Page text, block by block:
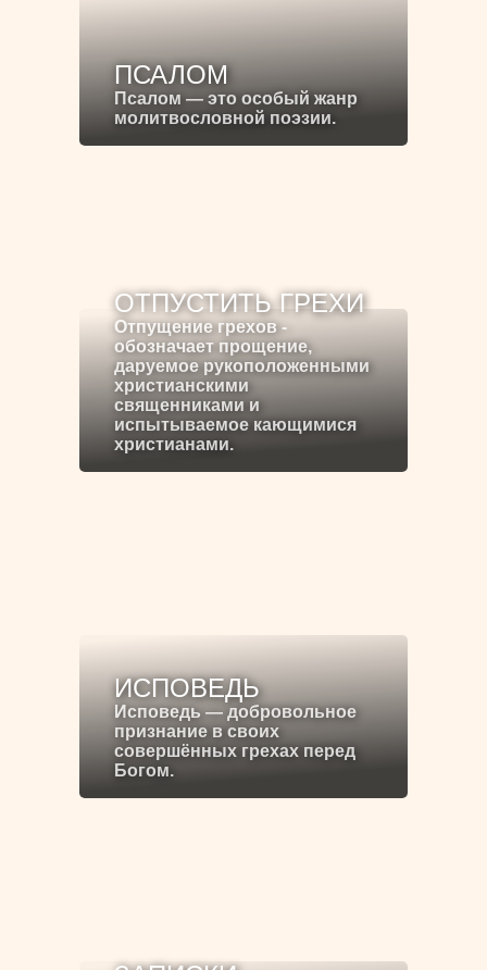
ПСАЛОМ
Псалом — это особый жанр
молитвословной поэзии.
ОТПУСТИТЬ ГРЕХИ
Отпущение грехов -
обозначает прощение,
даруемое рукоположенными
христианскими
священниками и
испытываемое кающимися
христианами.
ИСПОВЕДЬ
Исповедь — добровольное
признание в своих
совершённых грехах перед
Богом.